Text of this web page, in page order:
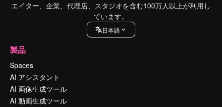
エイター、企業、代理店、スタジオを含む100万人以上が利用し
ています。
日本語
製品
Spaces
AI アシスタント
AI 画像生成ツール
AI 動画生成ツール